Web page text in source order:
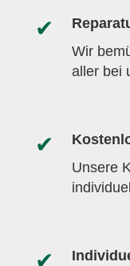
Wir
aller bei
Unsere